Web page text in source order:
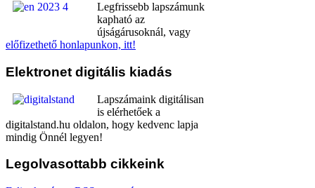
Legfrissebb lapszámunk
kapható az
újságárusoknál, vagy
előfizethető honlapunkon, itt!
Elektronet digitális kiadás
Lapszámaink digitálisan
is elérhetőek a
digitalstand.hu oldalon, hogy kedvenc lapja
mindig Önnél legyen!
Legolvasottabb cikkeink